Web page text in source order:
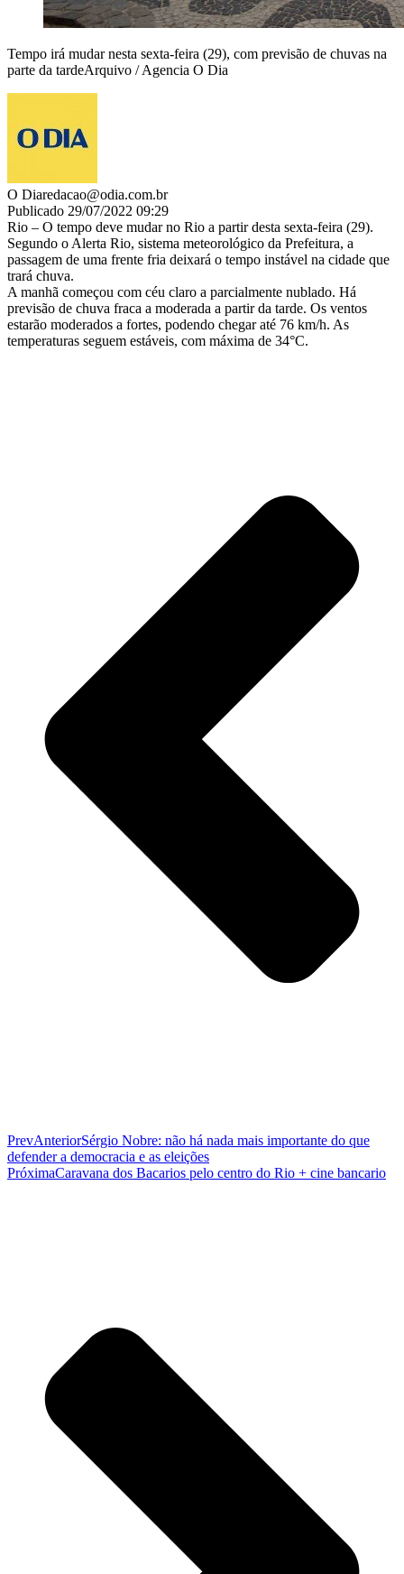
Tempo irá mudar nesta sexta-feira (29), com previsão de chuvas na
parte da tardeArquivo / Agencia O Dia
O Diaredacao@odia.com.br
Publicado 29/07/2022 09:29
Rio – O tempo deve mudar no Rio a partir desta sexta-feira (29).
Segundo o Alerta Rio, sistema meteorológico da Prefeitura, a
passagem de uma frente fria deixará o tempo instável na cidade que
trará chuva.
A manhã começou com céu claro a parcialmente nublado. Há
previsão de chuva fraca a moderada a partir da tarde. Os ventos
estarão moderados a fortes, podendo chegar até 76 km/h. As
temperaturas seguem estáveis, com máxima de 34°C.
PrevAnteriorSérgio Nobre: não há nada mais importante do que
defender a democracia e as eleições
PróximaCaravana dos Bacarios pelo centro do Rio + cine bancario